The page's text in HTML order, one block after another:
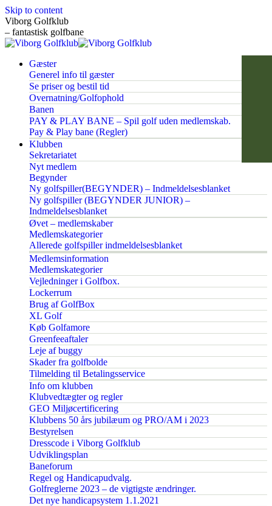
Skip to content
Viborg Golfklub
– fantastisk golfbane
Gæster
Generel info til gæster
Se priser og bestil tid
Overnatning/Golfophold
Banen
PAY & PLAY BANE – Spil golf uden medlemskab.
Pay & Play bane (Regler)
Klubben
Sekretariatet
Nyt medlem
Begynder
Ny golfspiller(BEGYNDER) – Indmeldelsesblanket
Ny golfspiller (BEGYNDER JUNIOR) –
Indmeldelsesblanket
Øvet – medlemskaber
Medlemskategorier
Allerede golfspiller indmeldelsesblanket
Medlemsinformation
Medlemskategorier
Vejledninger i Golfbox.
Lockerrum
Brug af GolfBox
XL Golf
Køb Golfamore
Greenfeeaftaler
Leje af buggy
Skader fra golfbolde
Tilmelding til Betalingsservice
Info om klubben
Klubvedtægter og regler
GEO Miljøcertificering
Klubbens 50 års jubilæum og PRO/AM i 2023
Bestyrelsen
Dresscode i Viborg Golfklub
Udviklingsplan
Baneforum
Regel og Handicapudvalg.
Golfreglerne 2023 – de vigtigste ændringer.
Det nye handicapsystem 1.1.2021